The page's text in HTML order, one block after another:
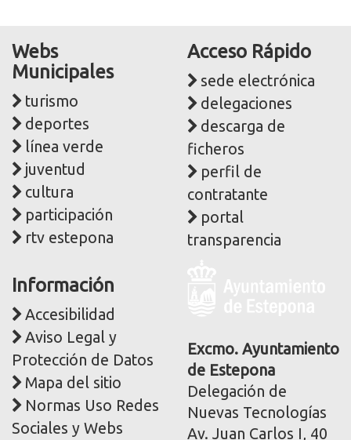
Webs
Municipales
turismo
deportes
línea verde
juventud
cultura
participación
rtv estepona
Acceso Rápido
sede electrónica
delegaciones
descarga de
ficheros
perfil de
contratante
portal
transparencia
Información
Accesibilidad
Aviso Legal y
Protección de Datos
Mapa del sitio
Normas Uso Redes
Sociales y Webs
corporativa
Excmo. Ayuntamiento
de Estepona
Delegación de
Nuevas Tecnologías
Av. Juan Carlos I, 40